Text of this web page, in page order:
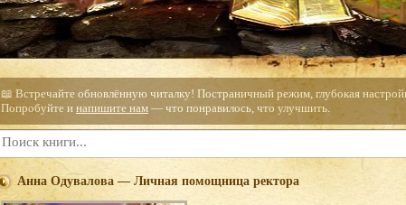
📖 Встречайте обновлённую читалку! Постраничный режим, глубокая
Попробуйте и напишите нам — что понравилось, что улучшить.
Анна Одувалова — Личная помощница ректора